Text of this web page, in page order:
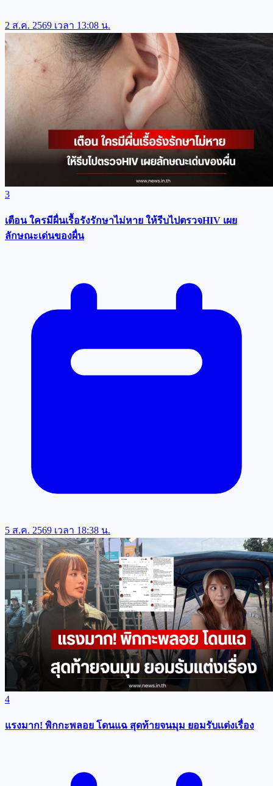
2 ส.ค. 2569 เวลา 13:08 น.
3
เตือน ใครมีผื่นเรื้อรังรักษาไม่หาย ให้รีบไปตรวจHIV เผย
ลักษณะเด่นของผื่น
5 ส.ค. 2569 เวลา 18:38 น.
4
แรงมาก! พิกกะพลอย โดนแฉ สุดท้ายจนมุม ยอมรับเเต่งเรื่อง